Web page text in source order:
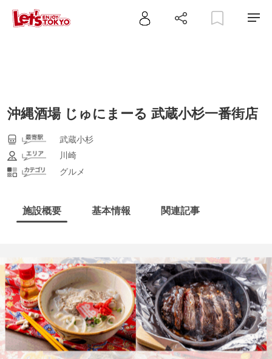
沖縄酒場 じゅにまーる 武蔵小杉一番街店
武蔵小杉
川崎
グルメ
施設概要 基本情報 関連記事